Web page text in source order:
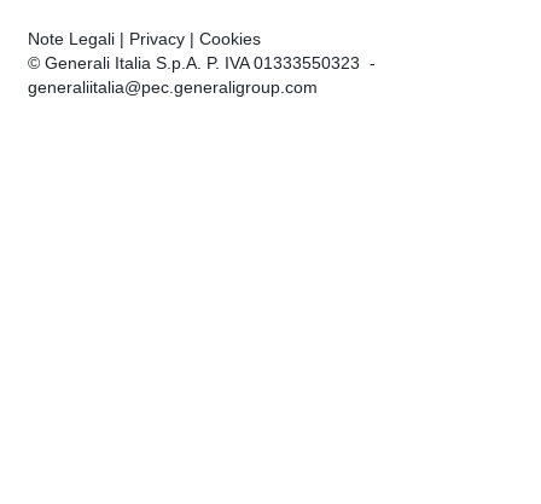
Note Legali | Privacy | Cookies
© Generali Italia S.p.A. P. IVA 01333550323 -
generaliitalia@pec.generaligroup.com